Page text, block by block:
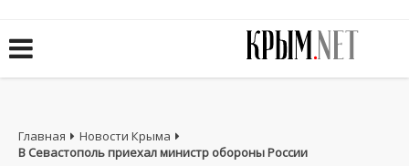
Главная
Новости Крыма
В Севастополь приехал министр обороны России